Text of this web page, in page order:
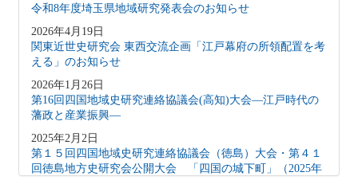
令和8年度埼玉県地域研究発表会のお知らせ
2026年4月19日
関東近世史研究会 東西交流企画「江戸幕府の所領配置を考
える」のお知らせ
2026年1月26日
第16回四国地域史研究連絡協議会(高知)大会―江戸時代の
藩政と産業振興―
2025年2月2日
第１５回四国地域史研究連絡協議会（徳島）大会・第４１
回徳島地方史研究会公開大会 「四国の城下町」（2025年